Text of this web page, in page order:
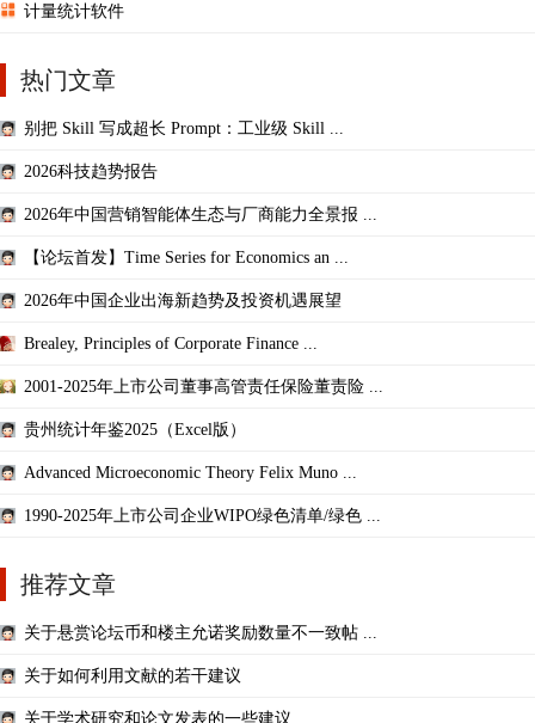
计量统计软件
热门文章
别把 Skill 写成超长 Prompt：工业级 Skill ...
2026科技趋势报告
2026年中国营销智能体生态与厂商能力全景报 ...
【论坛首发】Time Series for Economics an ...
2026年中国企业出海新趋势及投资机遇展望
Brealey, Principles of Corporate Finance ...
2001-2025年上市公司董事高管责任保险董责险 ...
贵州统计年鉴2025（Excel版）
Advanced Microeconomic Theory Felix Muno ...
1990-2025年上市公司企业WIPO绿色清单/绿色 ...
推荐文章
关于悬赏论坛币和楼主允诺奖励数量不一致帖 ...
关于如何利用文献的若干建议
关于学术研究和论文发表的一些建议